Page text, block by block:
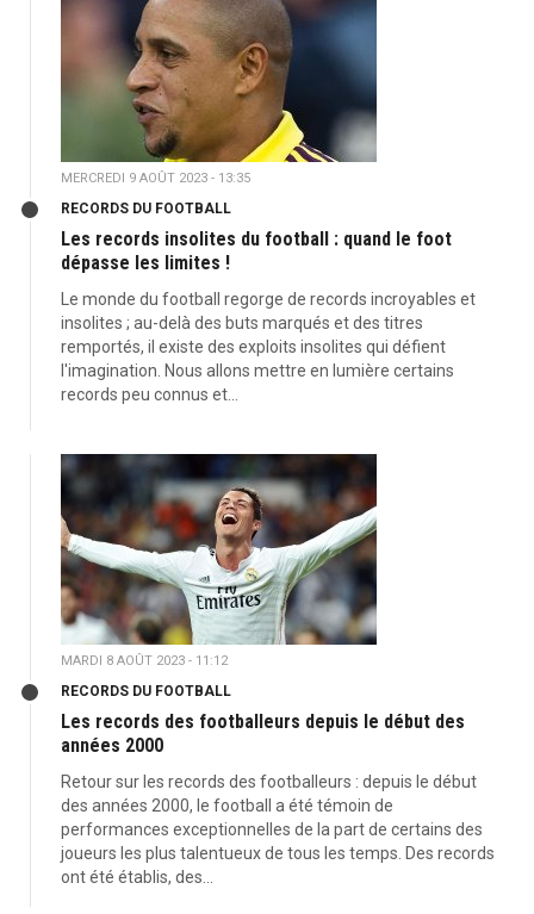
MERCREDI 9 AOÛT 2023 - 13:35
RECORDS DU FOOTBALL
Les records insolites du football : quand le foot
dépasse les limites !
Le monde du football regorge de records incroyables et
insolites ; au-delà des buts marqués et des titres
remportés, il existe des exploits insolites qui défient
l'imagination. Nous allons mettre en lumière certains
records peu connus et...
MARDI 8 AOÛT 2023 - 11:12
RECORDS DU FOOTBALL
Les records des footballeurs depuis le début des
années 2000
Retour sur les records des footballeurs : depuis le début
des années 2000, le football a été témoin de
performances exceptionnelles de la part de certains des
joueurs les plus talentueux de tous les temps. Des records
ont été établis, des...